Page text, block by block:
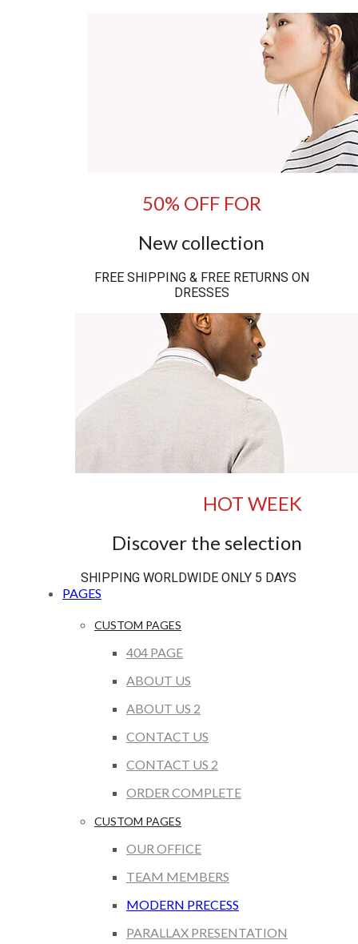
50% OFF FOR
New collection
FREE SHIPPING & FREE RETURNS ON
DRESSES
HOT WEEK
Discover the selection
SHIPPING WORLDWIDE ONLY 5 DAYS
PAGES
CUSTOM PAGES
404 PAGE
ABOUT US
ABOUT US 2
CONTACT US
CONTACT US 2
ORDER COMPLETE
CUSTOM PAGES
OUR OFFICE
TEAM MEMBERS
MODERN PRECESS
PARALLAX PRESENTATION